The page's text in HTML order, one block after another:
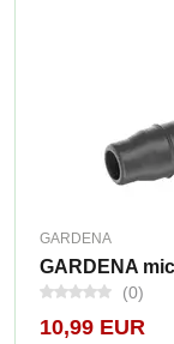
GARDENA
GARDENA
(0)
10,99 EUR